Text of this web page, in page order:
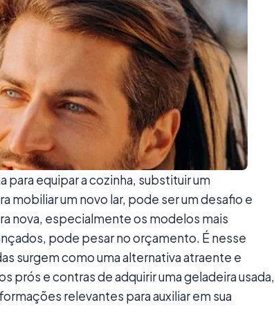
para equipar a cozinha, substituir um
mobiliar um novo lar, pode ser um desafio e
nova, especialmente os modelos mais
pode pesar no orçamento. É nesse
surgem como uma alternativa atraente e
prós e contras de adquirir uma geladeira usada,
relevantes para auxiliar em sua